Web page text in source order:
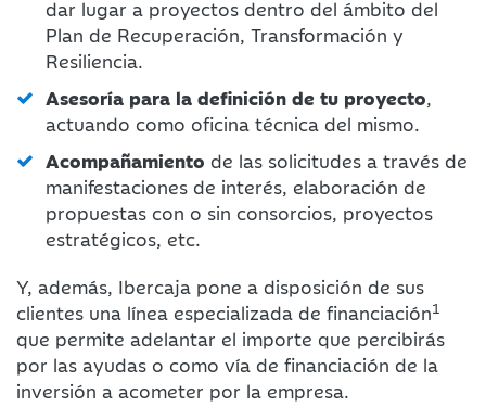
dar lugar a proyectos dentro del ámbito del
Plan de Recuperación, Transformación y
Resiliencia.
Asesoría para la definición de tu proyecto,
actuando como oficina técnica del mismo.
Acompañamiento de las solicitudes a través de
manifestaciones de interés, elaboración de
propuestas con o sin consorcios, proyectos
estratégicos, etc.
Y, además, Ibercaja pone a disposición de sus
clientes una línea especializada de financiación1
que permite adelantar el importe que percibirás
por las ayudas o como vía de financiación de la
inversión a acometer por la empresa.